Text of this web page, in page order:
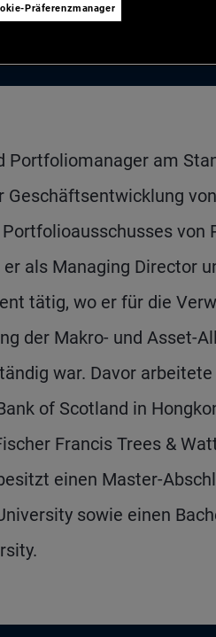
Portfoliomanager am
von
als Managing Director
tätig, wo er für die
der Makro- und Asset-
war. Davor
of Scotland in
Francis Trees &
einen Master-
sowie einen
Präferenzmanager